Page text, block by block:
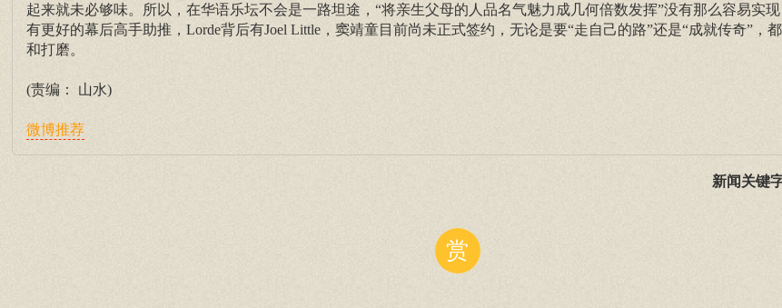
起来就未必够味。所以，在华语乐坛不会是一路坦途，“将亲生父母的人品名气魅力成几何倍数发挥”没有那么容易实
有更好的幕后高手助推，Lorde背后有Joel Little，窦靖童目前尚未正式签约，无论是要“走自己的路”还是“成就传奇”，
和打磨。
(责编： 山水)
微博推荐
新闻关键
赏